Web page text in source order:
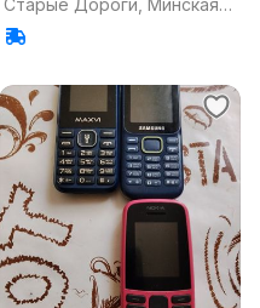
Старые Дороги, Минская
обл.